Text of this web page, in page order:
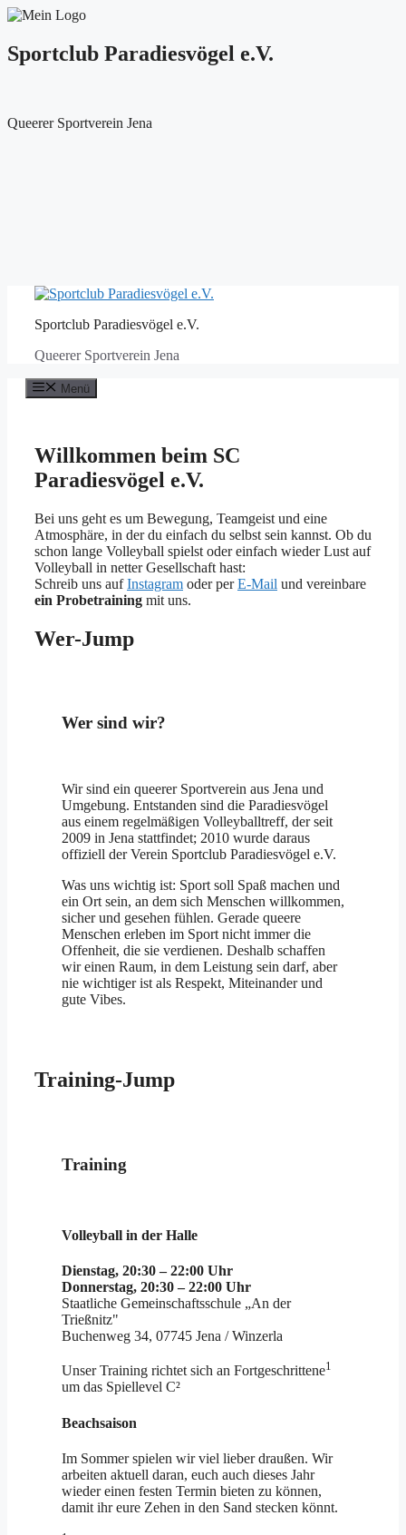
Sportclub Paradiesvögel e.V.
Queerer Sportverein Jena
springenSportclub Paradiesvögel e.V.
Queerer Sportverein Jena
Menü
Willkommen beim SC
Paradiesvögel e.V.
Bei uns geht es um Bewegung, Teamgeist und eine
Atmosphäre, in der du einfach du selbst sein kannst. Ob du
schon lange Volleyball spielst oder einfach wieder Lust auf
Volleyball in netter Gesellschaft hast:
Schreib uns aufInstagram oder perE-Mail und vereinbare
ein Probetraining mit uns.
Wer-Jump
Wer sind wir?
Wir sind ein queerer Sportverein aus Jena und
Umgebung. Entstanden sind die Paradiesvögel
aus einem regelmäßigen Volleyballtreff, der seit
2009 in Jena stattfindet; 2010 wurde daraus
offiziell der Verein Sportclub Paradiesvögel e.V.
Was uns wichtig ist: Sport soll Spaß machen und
ein Ort sein, an dem sich Menschen willkommen,
sicher und gesehen fühlen. Gerade queere
Menschen erleben im Sport nicht immer die
Offenheit, die sie verdienen. Deshalb schaffen
wir einen Raum, in dem Leistung sein darf, aber
nie wichtiger ist als Respekt, Miteinander und
gute Vibes.
Training-Jump
Training
Volleyball in der Halle
Dienstag, 20:30 – 22:00 Uhr
Donnerstag, 20:30 – 22:00 Uhr
Staatliche Gemeinschaftsschule „An der
Trießnitz"
Buchenweg 34, 07745 Jena / Winzerla
Unser Training richtet sich an Fortgeschrittene1
um das Spiellevel C²
Beachsaison
Im Sommer spielen wir viel lieber draußen. Wir
arbeiten aktuell daran, euch auch dieses Jahr
wieder einen festen Termin bieten zu können,
damit ihr eure Zehen in den Sand stecken könnt.